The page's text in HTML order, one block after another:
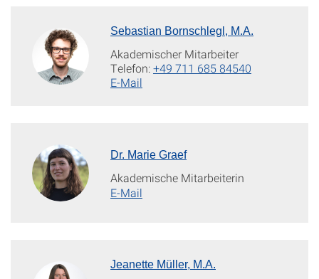
Sebastian Bornschlegl, M.A.
Akademischer Mitarbeiter
Telefon:+49 711 685 84540
E-Mail
Dr. Marie Graef
Akademische Mitarbeiterin
E-Mail
Jeanette Müller, M.A.